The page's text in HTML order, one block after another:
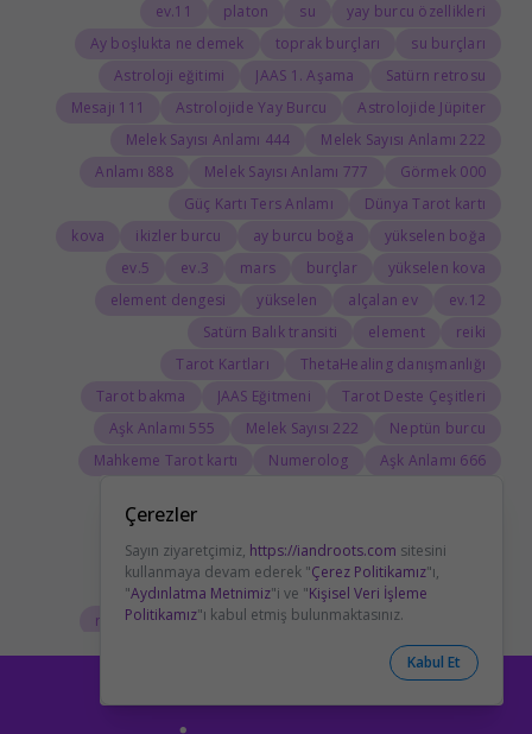
yay burcu özellikleri
su
platon
11.ev
su burçları
toprak burçları
Ay boşlukta ne demek
Satürn retrosu
JAAS 1. Aşama
Astroloji eğitimi
Astrolojide Jüpiter
Astrolojide Yay Burcu
111 Mesajı
222 Melek Sayısı Anlamı
444 Melek Sayısı Anlamı
000 Görmek
777 Melek Sayısı Anlamı
888 Anlamı
Dünya Tarot kartı
Güç Kartı Ters Anlamı
yükselen boğa
ay burcu boğa
ikizler burcu
kova
yükselen kova
burçlar
mars
3.ev
5.ev
12.ev
alçalan ev
yükselen
element dengesi
reiki
element
Satürn Balık transiti
ThetaHealing danışmanlığı
Tarot Kartları
Tarot Deste Çeşitleri
JAAS Eğitmeni
Tarot bakma
Neptün burcu
222 Melek Sayısı
555 Aşk Anlamı
666 Aşk Anlamı
Numerolog
Mahkeme Tarot kartı
Tarotta Adalet Kartı
Savaş Arabası Aşk Anlamı
boğa burcu
yengeç burcu özellikleri
ay burcu kova
ateş elementi burçları
astrolojide Ay
reiki seansı
astrolog
Doğum Haritasında Mars
Rider-Waite Destesi
Çerezler
Sayın ziyaretçimiz, https://iandroots.com sitesini
kullanmaya devam ederek "Çerez Politikamız"ı,
"Aydınlatma Metnimiz"i ve "Kişisel Veri İşleme
Politikamız"ı kabul etmiş bulunmaktasınız.
Kabul Et